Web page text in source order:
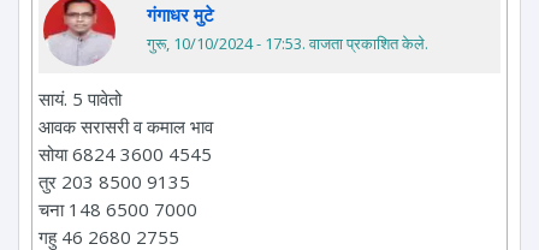
गंगाधर मुटे
गुरू, 10/10/2024 - 17:53. वाजता प्रकाशित केले.
सायं. 5 पावेतो
आवक सरासरी व कमाल भाव
सोया 6824 3600 4545
तुर 203 8500 9135
चना 148 6500 7000
गहु 46 2680 2755